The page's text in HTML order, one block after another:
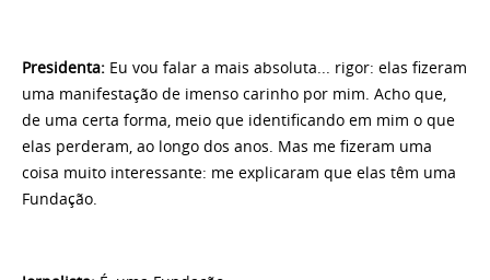
Presidenta: Eu vou falar a mais absoluta... rigor: elas fizeram
uma manifestação de imenso carinho por mim. Acho que,
de uma certa forma, meio que identificando em mim o que
elas perderam, ao longo dos anos. Mas me fizeram uma
coisa muito interessante: me explicaram que elas têm uma
Fundação.